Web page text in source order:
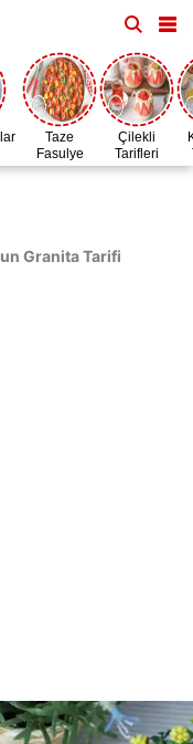
Taze
Fasulye
Zamanı
Çilekli
Tarifleri
Granita Tarifi